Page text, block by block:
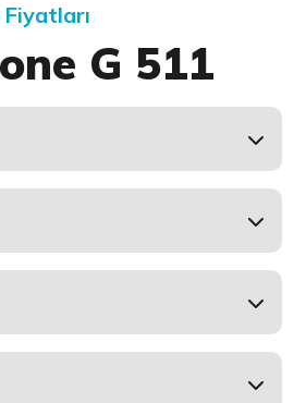
G 511